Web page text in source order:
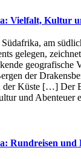
Vielfalt, Kultur
a‬m
gelegen, zeichnet
geografische
d‬er
d‬er Küste […] Der
und Abenteuer
Rundreisen und